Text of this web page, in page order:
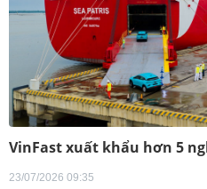
VinFast xuất khẩu hơn 5
23/07/2026 09:35